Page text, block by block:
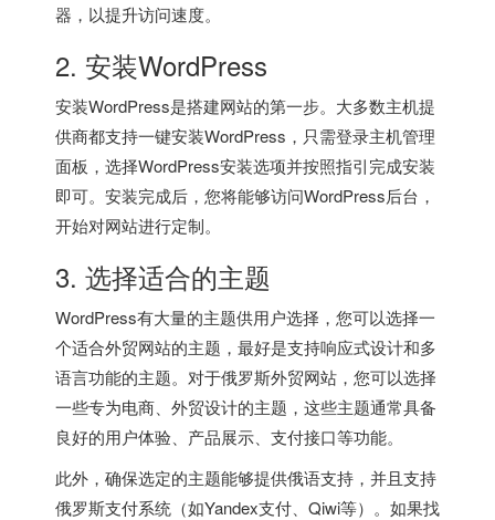
器，以提升访问速度。
2. 安装WordPress
安装WordPress是搭建网站的第一步。大多数主机提
供商都支持一键安装WordPress，只需登录主机管理
面板，选择WordPress安装选项并按照指引完成安装
即可。安装完成后，您将能够访问WordPress后台，
开始对网站进行定制。
3. 选择适合的主题
WordPress有大量的主题供用户选择，您可以选择一
个适合外贸网站的主题，最好是支持响应式设计和多
语言功能的主题。对于俄罗斯外贸网站，您可以选择
一些专为电商、外贸设计的主题，这些主题通常具备
良好的用户体验、产品展示、支付接口等功能。
此外，确保选定的主题能够提供俄语支持，并且支持
俄罗斯支付系统（如Yandex支付、Qiwi等）。如果找